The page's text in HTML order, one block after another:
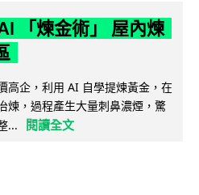
「煉金術」 屋內煉
高企，利用 AI 自學提煉黃金，在
煉，過程產生大量刺鼻濃煙，驚
...
閱讀全文